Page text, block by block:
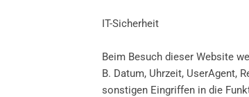
IT-Sicherheit
Beim Besuch dieser Website
B. Datum, Uhrzeit, UserAgent,
sonstigen Eingriffen in die